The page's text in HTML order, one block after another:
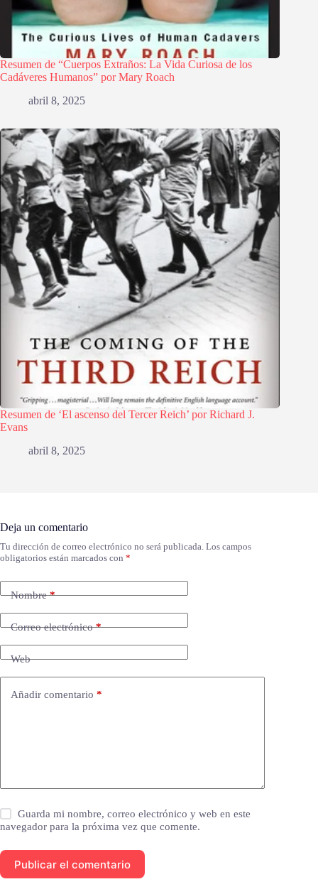
Resumen de “Cuerpos Extraños: La Vida Curiosa de los
Cadáveres Humanos” por Mary Roach
abril 8, 2025
Resumen de ‘El ascenso del Tercer Reich’ por Richard J.
Evans
abril 8, 2025
Deja un comentario
Tu dirección de correo electrónico no será publicada. Los campos
obligatorios están marcados con *
Nombre*
Correo electrónico*
Web
Añadir comentario *
Guarda mi nombre, correo electrónico y web en este
navegador para la próxima vez que comente.
Publicar el comentario